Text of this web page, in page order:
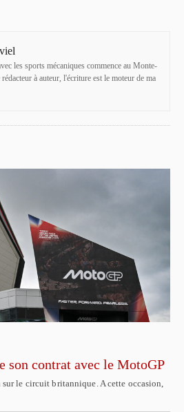
les sports mécaniques commence au Monte-
à auteur, l'écriture est le moteur de ma
son contrat avec le MotoGP
le circuit britannique. A cette occasion,